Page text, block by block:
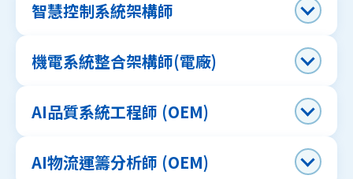
智慧控制系統架構師
機電系統整合架構師(電廠)
AI品質系統工程師 (OEM)
AI物流運籌分析師 (OEM)